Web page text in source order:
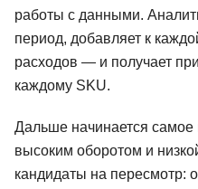
работы с данными.
период, добавляет к
расходов — и получает
каждому SKU.
Дальше начинается
высоким оборотом и
кандидаты на пересмотр: